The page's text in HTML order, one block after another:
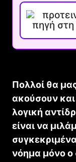
Πολλοί θα
ακούσουν
λογική
είναι να
νόημα μόνο ο